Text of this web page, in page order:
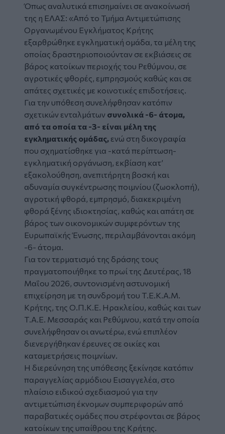
Όπως αναλυτικά επισημαίνει σε ανακοίνωσή
της η ΕΛΑΣ: «Από το Τμήμα Αντιμετώπισης
Οργανωμένου Εγκλήματος Κρήτης
εξαρθρώθηκε εγκληματική ομάδα, τα μέλη της
οποίας δραστηριοποιούνταν σε εκβιάσεις σε
βάρος κατοίκων περιοχής του Ρεθύμνου, σε
αγροτικές φθορές, εμπρησμούς καθώς και σε
απάτες σχετικές με κοινοτικές επιδοτήσεις.
Για την υπόθεση συνελήφθησαν κατόπιν
σχετικών ενταλμάτων συνολικά -6- άτομα,
από τα οποία τα -3- είναι μέλη της
εγκληματικής ομάδας, ενώ στη δικογραφία
που σχηματίσθηκε για -κατά περίπτωση-
εγκληματική οργάνωση, εκβίαση κατ’
εξακολούθηση, ανεπιτήρητη βοσκή και
αδυναμία συγκέντρωσης ποιμνίου (ζωοκλοπή),
αγροτική φθορά, εμπρησμό, διακεκριμένη
φθορά ξένης ιδιοκτησίας, καθώς και απάτη σε
βάρος των οικονομικών συμφερόντων της
Ευρωπαϊκής Ένωσης, περιλαμβάνονται ακόμη
-6- άτομα.
Για τον τερματισμό της δράσης τους
πραγματοποιήθηκε το πρωί της Δευτέρας, 18
Μαΐου 2026, συντονισμένη αστυνομική
επιχείρηση με τη συνδρομή του Τ.Ε.Κ.Α.Μ.
Κρήτης, της Ο.Π.Κ.Ε. Ηρακλείου, καθώς και των
Τ.Α.Ε. Μεσσαράς και Ρεθύμνου, κατά την οποία
συνελήφθησαν οι ανωτέρω, ενώ επιπλέον
διενεργήθηκαν έρευνες σε οικίες και
καταμετρήσεις ποιμνίων.
Η διερεύνηση της υπόθεσης ξεκίνησε κατόπιν
παραγγελίας αρμόδιου Εισαγγελέα, στο
πλαίσιο ειδικού σχεδιασμού για την
αντιμετώπιση έκνομων συμπεριφορών από
παραβατικές ομάδες που στρέφονται σε βάρος
κατοίκων της υπαίθρου της Κρήτης.